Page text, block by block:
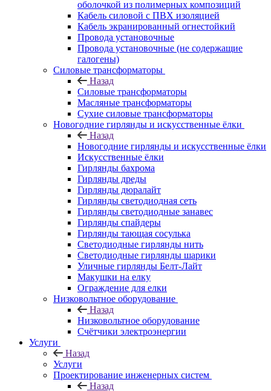
оболочкой из полимерных композиций
Кабель силовой с ПВХ изоляцией
Кабель экранированный огнестойкий
Провода установочные
Провода установочные (не содержащие
галогены)
Силовые трансформаторы
Назад
Силовые трансформаторы
Масляные трансформаторы
Сухие силовые трансформаторы
Новогодние гирлянды и искусственные ёлки
Назад
Новогодние гирлянды и искусственные ёлки
Искусственные ёлки
Гирлянды бахрома
Гирлянды дреды
Гирлянды дюралайт
Гирлянды светодиодная сеть
Гирлянды светодиодные занавес
Гирлянды спайдеры
Гирлянды тающая сосулька
Светодиодные гирлянды нить
Светодиодные гирлянды шарики
Уличные гирлянды Белт-Лайт
Макушки на елку
Ограждение для елки
Низковольтное оборудование
Назад
Низковольтное оборудование
Счётчики электроэнергии
Услуги
Назад
Услуги
Проектирование инженерных систем
Назад